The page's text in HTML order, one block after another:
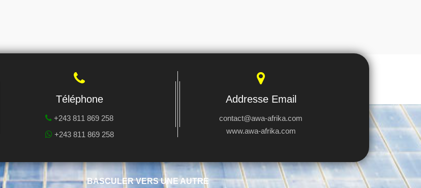
Téléphone
+243 811 869 258
+243 811 869 258
Addresse Email
contact@awa-afrika.com
www.awa-afrika.com
BASCULER VERS UNE AUTRE